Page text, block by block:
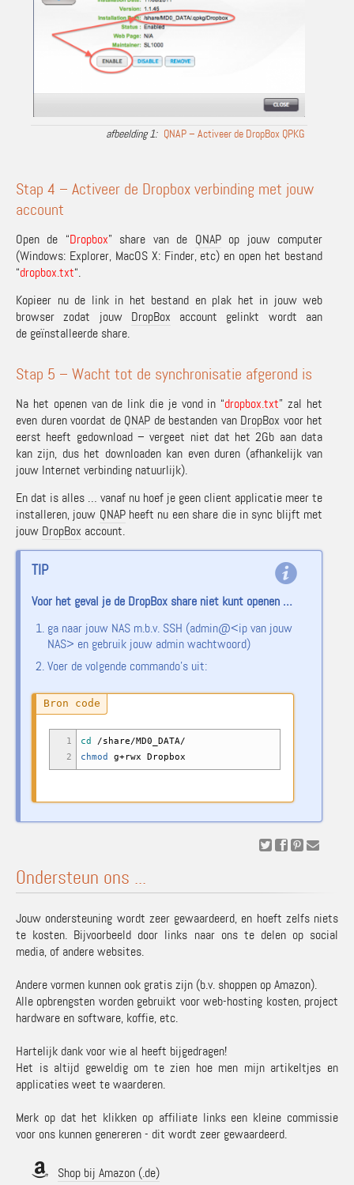
QNAP – Activeer de DropBox QPKG
Stap 4 – Activeer de Dropbox verbinding met jouw
account
Open de “Dropbox” share van de QNAPop jouw computer
(Windows: Explorer, MacOS X: Finder, etc) en open het bestand
“dropbox.txt“.
Kopieer nu de link in het bestand en plak het in jouw web
browser zodat jouw DropBox account gelinkt wordt aan
de geïnstalleerde share.
Stap 5 – Wacht tot de synchronisatie afgerond is
Na het openen van de link die je vond in “dropbox.txt” zal het
even duren voordat de QNAP de bestanden van DropBox voor het
eerst heeft gedownload – vergeet niet dat het 2Gb aan data
kan zijn, dus het downloaden kan even duren (afhankelijk van
jouw Internet verbinding natuurlijk).
En dat is alles … vanaf nu hoef je geen client applicatie meer te
installeren, jouw QNAPheeft nu een share die in sync blijft met
jouw DropBox account.
TIP
Voor het geval je de DropBox share niet kunt openen …
ga naar jouw NAS m.b.v. SSH (admin@<ip van jouw
NAS> en gebruik jouw admin wachtwoord)
Voer de volgende commando’s uit:
1
2
cd /share/MD0_DATA/
chmod
g+rwx Dropbox
Ondersteun ons ...
Jouw ondersteuning wordt zeer gewaardeerd, en hoeft zelfs niets
te kosten. Bijvoorbeeld door links naar ons te delen op social
media, of andere websites.
Andere vormen kunnen ook gratis zijn (b.v. shoppen op Amazon).
Alle opbrengsten worden gebruikt voor web-hosting kosten, project
hardware en software, koffie, etc.
Hartelijk dank voor wie al heeft bijgedragen!
Het is altijd geweldig om te zien hoe men mijn artikeltjes en
applicaties weet te waarderen.
Merk op dat het klikken op affiliate links een kleine commissie
voor ons kunnen genereren - dit wordt zeer gewaardeerd.
Shop bij Amazon (.de)